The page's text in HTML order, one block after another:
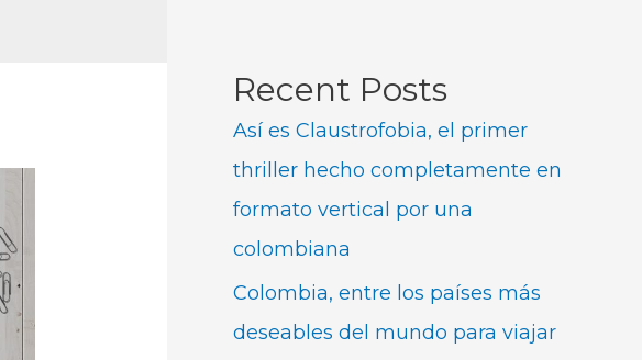
Recent Posts
Así es Claustrofobia, el primer
thriller hecho completamente en
formato vertical por una
colombiana
Colombia, entre los países más
deseables del mundo para viajar